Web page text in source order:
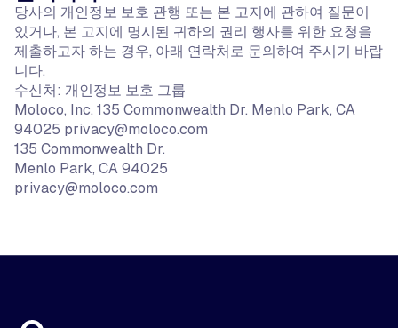
당사의 개인정보 보호 관행 또는 본 고지에 관하여 질문이
있거나, 본 고지에 명시된 귀하의 권리 행사를 위한 요청을
제출하고자 하는 경우, 아래 연락처로 문의하여 주시기 바랍
니다.
수신처: 개인정보 보호 그룹
Moloco, Inc. 135 Commonwealth Dr. Menlo Park, CA
94025 privacy@moloco.com
135 Commonwealth Dr.
Menlo Park, CA 94025
privacy@moloco.com